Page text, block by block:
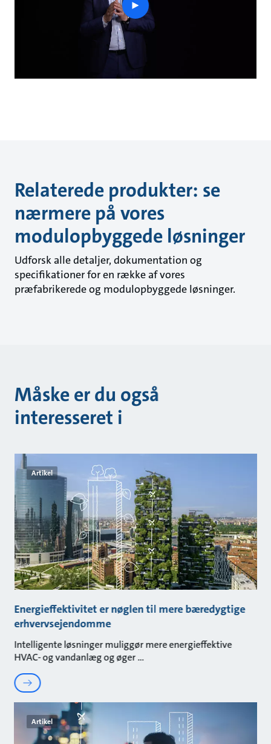
play
button
Relaterede produkter: se
nærmere på vores
modulopbyggede løsninger
Udforsk alle detaljer, dokumentation og
specifikationer for en række af vores
præfabrikerede og modulopbyggede løsninger.
Måske er du også
interesseret i
Artikel
Energieffektivitet er nøglen til mere bæredygtige
erhvervsejendomme
Intelligente løsninger muliggør mere energieffektive
HVAC- og vandanlæg og øger
Artikel